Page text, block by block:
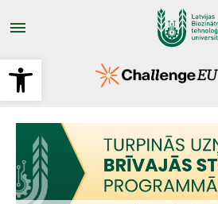
Open toolbar
uz
galveno